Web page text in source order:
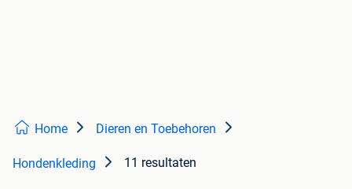
Home Dieren en Toebehoren
Hondenkleding 11 resultaten